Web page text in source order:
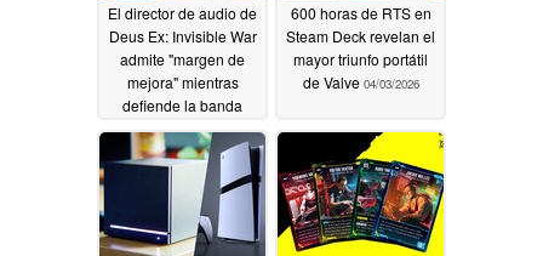
El director de audio de
Deus Ex: Invisible War
admite "margen de
mejora" mientras
defiende la banda
sonora04/04/2026
600 horas de RTS en
Steam Deck revelan el
mayor triunfo portátil
de Valve 04/03/2026